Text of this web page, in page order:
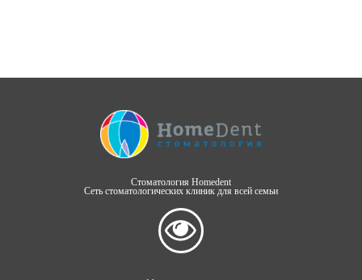
Стоматология Homedent
Сеть стоматологических клиник для всей семьи